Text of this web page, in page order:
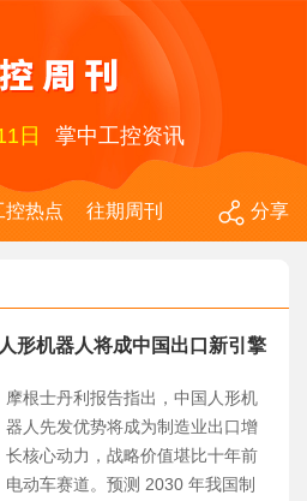
日 掌中工控资讯
控热点 往期周刊 分享
形机器人将成中国出口新引擎
摩根士丹利报告指出，中国人形机
器人先发优势将成为制造业出口增
长核心动力，战略价值堪比十年前
电动车赛道。预测 2030 年我国制